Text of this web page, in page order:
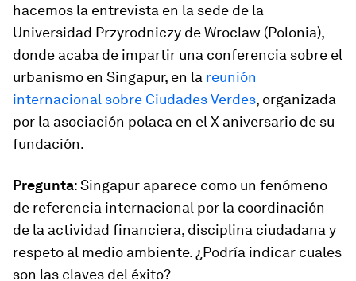
hacemos la entrevista en la sede de la
Universidad Przyrodniczy de Wroclaw (Polonia),
donde acaba de impartir una conferencia sobre el
urbanismo en Singapur, en la reunión
internacional sobre Ciudades Verdes, organizada
por la asociación polaca en el X aniversario de su
fundación.
Pregunta: Singapur aparece como un fenómeno
de referencia internacional por la coordinación
de la actividad financiera, disciplina ciudadana y
respeto al medio ambiente. ¿Podría indicar cuales
son las claves del éxito?